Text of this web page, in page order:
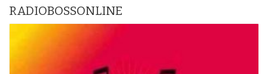
RADIOBOSSONLINE